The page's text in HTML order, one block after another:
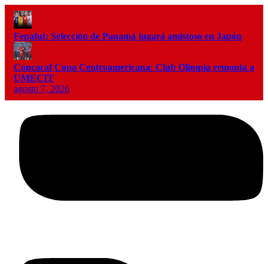
Fepafut: Selección de Panamá jugará amistoso en Japón
Concacaf Copa Centroamericana: Club Olimpia remonta a
UMECIT
agosto 7, 2026